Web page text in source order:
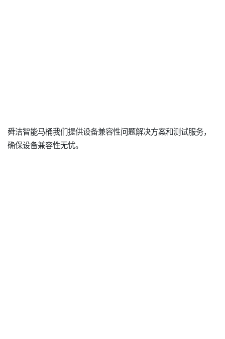
舜洁智能马桶我们提供设备兼容性问题解决方案和测试服务，
确保设备兼容性无忧。